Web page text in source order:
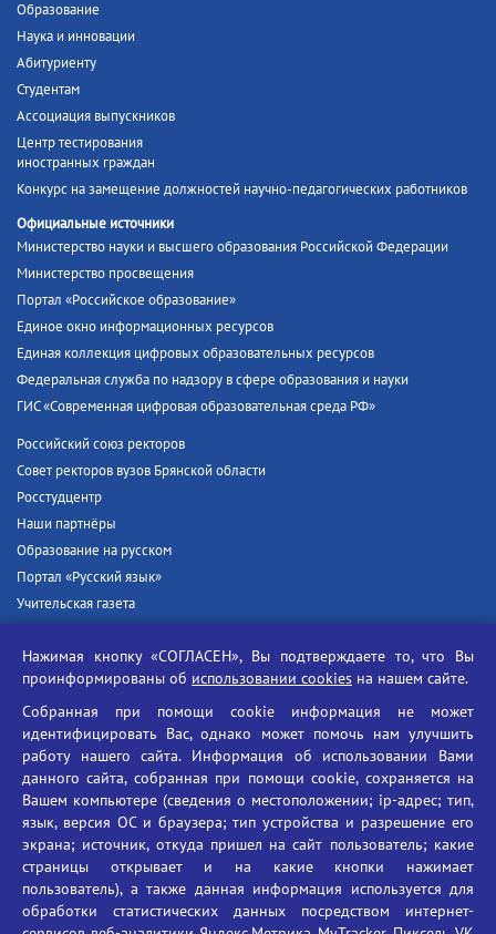
Образование
Наука и инновации
Абитуриенту
Студентам
Ассоциация выпускников
Центр тестирования
иностранных граждан
Конкурс на замещение должностей научно-педагогических работников
Официальные источники
Министерство науки и высшего образования Российской Федерации
Министерство просвещения
Портал «Российское образование»
Единое окно информационных ресурсов
Единая коллекция цифровых образовательных ресурсов
Федеральная служба по надзору в сфере образования и науки
ГИС «Современная цифровая образовательная среда РФ»
Российский союз ректоров
Совет ректоров вузов Брянской области
Росстудцентр
Наши партнёры
Образование на русском
Портал «Русский язык»
Учительская газета
Единый портал государственных услуг
Противодействие угрозам информационной безопасности
Социальные ролики - Генеральная прокуратура РФ
Противодействие коррупции
БГУ против наркотиков
Брянский государственный университет
имени академика И.Г. Петровского
Время работы: пн-пт 09:00-18:00
Нажимая кнопку «СОГЛАСЕН», Вы подтверждаете то, что Вы
проинформированы об использовании cookies на нашем сайте.
Собранная при помощи cookie информация не может
идентифицировать Вас, однако может помочь нам улучшить
работу нашего сайта. Информация об использовании Вами
данного сайта, собранная при помощи cookie, сохраняется на
Вашем компьютере (сведения о местоположении; ip-адрес; тип,
язык, версия ОС и браузера; тип устройства и разрешение его
экрана; источник, откуда пришел на сайт пользователь; какие
страницы открывает и на какие кнопки нажимает
пользователь), а также данная информация используется для
обработки статистических данных посредством интернет-